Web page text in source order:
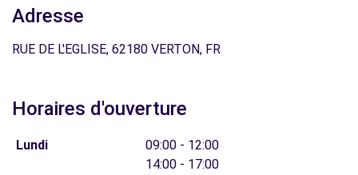
Adresse
RUE DE L'EGLISE, 62180 VERTON, FR
Horaires d'ouverture
Lundi
09:00 - 12:00
14:00 - 17:00